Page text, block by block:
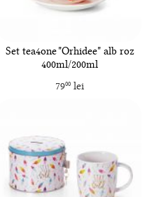
Set tea4one "Orhidee" alb roz
400ml/200ml
7900lei